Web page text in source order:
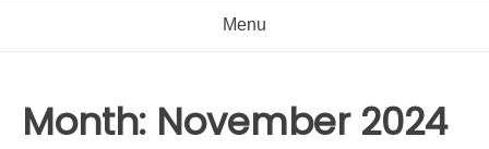
Menu
Month: November 2024